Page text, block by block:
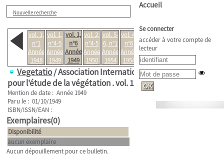
Nouvelle recherche
vol. 1,
n°1
Année
1948
vol. 1,
n°4-5
Année
1949
vol. 1,
n°6
Année
1949
vol. 2,
n°4-5
Année
1950
vol. 5-
6, n°1
Année
1954
vol. 4,
n°6
Année
1954
Vegetatio/ Association Internationale
pour l'étude de la végétation .vol. 1, n°6
Mention de date : Année 1949
Paru le : 01/10/1949
ISBN/ISSN/EAN :
Exemplaires(0)
Disponibilité
aucun exemplaire
Aucun dépouillement pour ce bulletin.
Accueil
Se connecter
accéder à votre compte de
lecteur